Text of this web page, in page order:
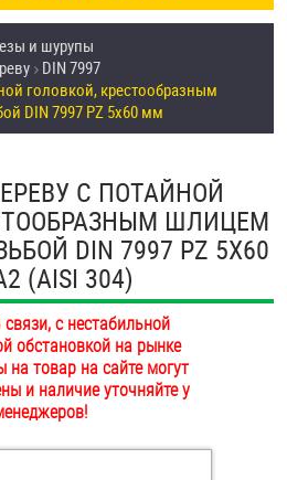
инструмент
и шурупы
DIN 7997
головкой, крестообразным
DIN 7997 PZ 5х60 мм
С ПОТАЙНОЙ
ШЛИЦЕМ
DIN 7997 PZ 5Х60
(AISI 304)
с нестабильной
обстановкой на рынке
на товар на сайте могут
и наличие уточняйте у